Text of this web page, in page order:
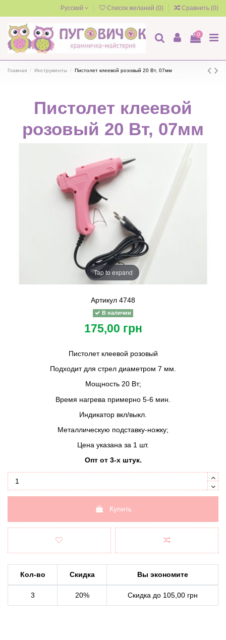
Русский Список желаний (0) Сравнить (0)
0
Главная Инструменты Пистолет клеевой розовый 20 Вт, 07мм
Пистолет клеевой
розовый 20 Вт, 07мм
Tap to expand
Артикул 4748
В наличии
175,00 грн
Пистолет клеевой розовый
Подходит для стрел диаметром 7 мм.
Мощность 20 Вт;
Время нагрева примерно 5-6 мин.
Индикатор вкл/выкл.
Металлическую подставку-ножку;
Цена указана за 1 шт.
Опт от 3-х штук.
Купить
Кол-во Скидка Вы экономите
3 20% Скидка до 105,00 грн